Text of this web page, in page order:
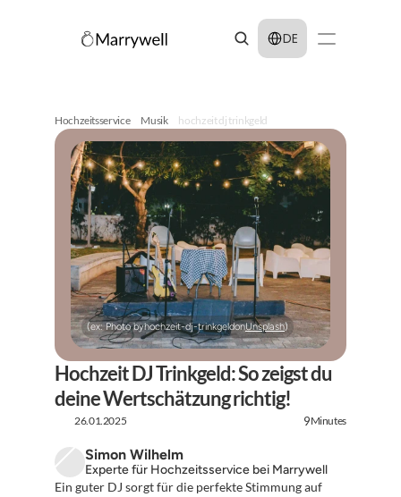
Select Language
DE
Hochzeitsservice Musik hochzeit dj trinkgeld
(ex: Photo byhochzeit-dj-trinkgeldonUnsplash)
Hochzeit DJ Trinkgeld: So zeigst du
deine Wertschätzung richtig!
26.01.2025 9Minutes
Simon Wilhelm
Experte für Hochzeitsservice bei Marrywell
Ein guter DJ sorgt für die perfekte Stimmung auf